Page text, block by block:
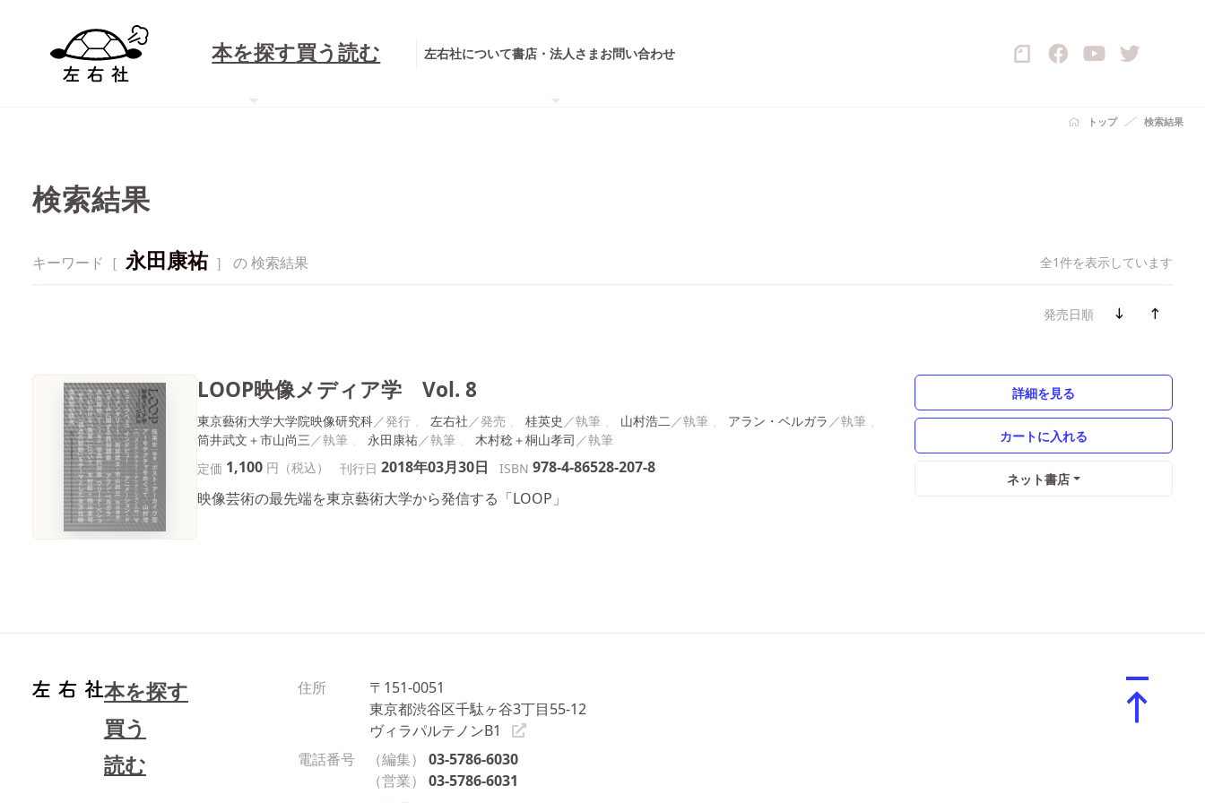
本を探す買う読む 左右社について書店・法人さまお問い合わせ
トップ 検索結果
検索結果
キーワード［ 永田康祐 ］ の 検索結果 全1件を表示しています
発売日順
LOOP映像メディア学 Vol. 8
東京藝術大学大学院映像研究科 左右社 桂英史 山村浩二
アラン・ベルガラ
筒井武文＋市山尚三
永田康祐
木村稔＋桐山孝司
定価 1,100 円（税込） 刊行日 2018年03月30日 ISBN 978-4-86528-207-8
映像芸術の最先端を東京藝術大学から発信する「LOOP」
詳細を見る
ネット書店
本を探す
買う
読む
住所
〒151-0051
東京都渋谷区千駄ヶ谷3丁目55-12
ヴィラパルテノンB1
電話番号
（編集）
03-5786-6030
（営業）
03-5786-6031